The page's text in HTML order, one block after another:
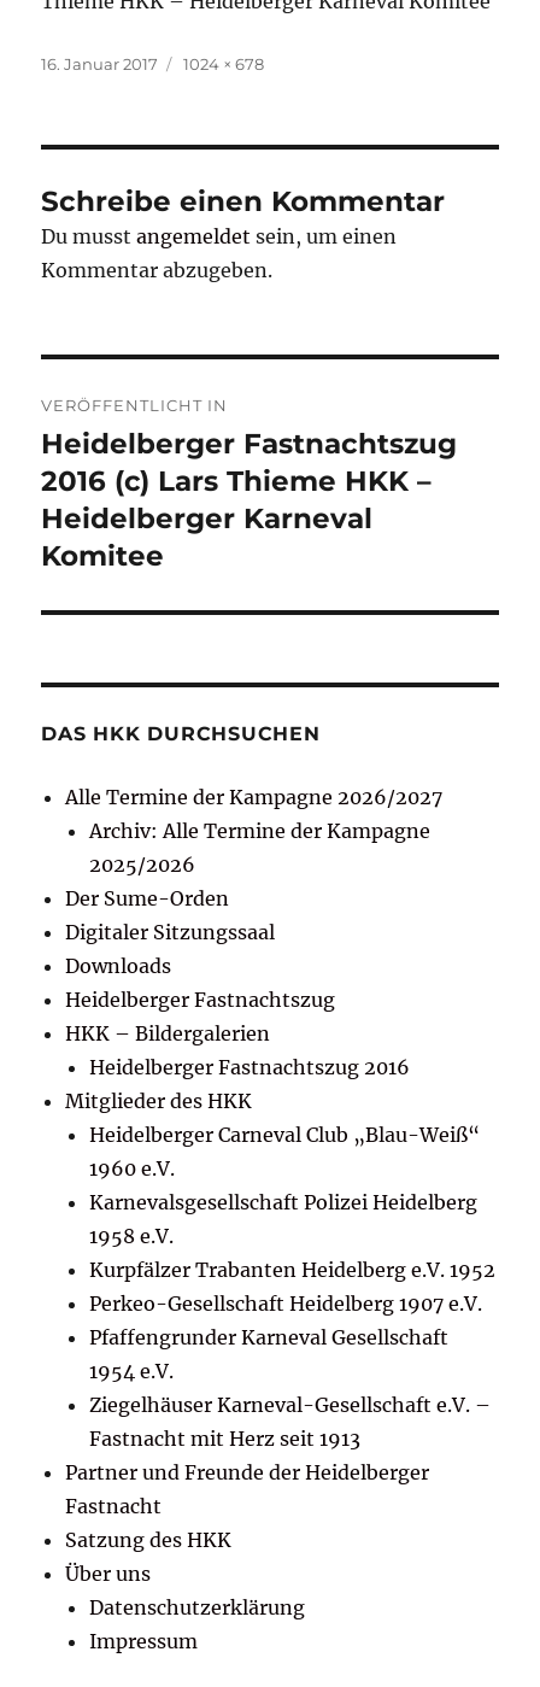
Veröffentlicht
16. Januar 2017 Originalgröße
1024 × 678
Schreibe einen Kommentar
Du musstangemeldet sein, um einen
Kommentar abzugeben.
VERÖFFENTLICHT IN
Heidelberger Fastnachtszug
2016 (c) Lars Thieme HKK –
Heidelberger Karneval
Komitee
DAS HKK DURCHSUCHEN
Alle Termine der Kampagne 2026/2027
Archiv: Alle Termine der Kampagne
2025/2026
Der Sume-Orden
Digitaler Sitzungssaal
Downloads
Heidelberger Fastnachtszug
HKK – Bildergalerien
Heidelberger Fastnachtszug 2016
Mitglieder des HKK
Heidelberger Carneval Club „Blau-Weiß“
1960 e.V.
Karnevalsgesellschaft Polizei Heidelberg
1958 e.V.
Kurpfälzer Trabanten Heidelberg e.V. 1952
Perkeo-Gesellschaft Heidelberg 1907 e.V.
Pfaffengrunder Karneval Gesellschaft
1954 e.V.
Ziegelhäuser Karneval-Gesellschaft e.V. –
Fastnacht mit Herz seit 1913
Partner und Freunde der Heidelberger
Fastnacht
Satzung des HKK
Über uns
Datenschutzerklärung
Impressum